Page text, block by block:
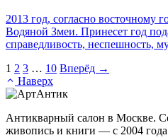
2013 год, согласно восточному
Водяной Змеи. Принесет год
справедливость, неспешность,
1 2 3 … 10 Вперёд →
Наверх
Антикварный салон в Москве.
живопись и книги — с 2004